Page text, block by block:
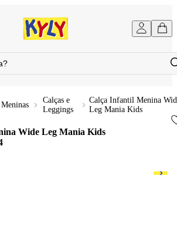
Meninas
Calças e
Leggings
Calça Infantil Menina
Leg Mania Kids
Wide Leg Mania Kids